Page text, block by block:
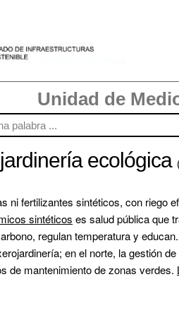
Unidad de
ecológica
ni fertilizantes sintéticos, con riego
sintéticos es salud pública que
regulan temperatura y
en el norte, la gestión
de mantenimiento de zonas verdes.